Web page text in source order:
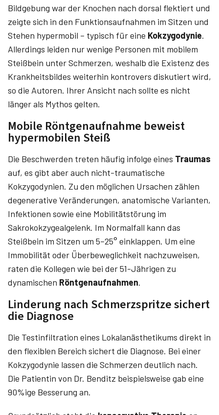
Bildgebung war der Knochen nach dorsal flektiert und
zeigte sich in den Funktionsaufnahmen im Sitzen und
Stehen hypermobil – typisch für eine Kokzygodynie.
Allerdings leiden nur wenige Personen mit mobilem
Steißbein unter Schmerzen, weshalb die Existenz des
Krankheitsbildes weiterhin kontrovers diskutiert wird,
so die Autoren. Ihrer Ansicht nach sollte es nicht
länger als Mythos gelten.
Mobile Röntgenaufnahme beweist
hypermobilen Steiß
Die Beschwerden treten häufig infolge eines Traumas
auf, es gibt aber auch nicht-traumatische
Kokzygodynien. Zu den möglichen Ursachen zählen
degenerative Veränderungen, anatomische Varianten,
Infektionen sowie eine Mobilitätstörung im
Sakrokokzygealgelenk. Im Normalfall kann das
Steißbein im Sitzen um 5–25° einklappen. Um eine
Immobilität oder Überbeweglichkeit nachzuweisen,
raten die Kollegen wie bei der 51-Jährigen zu
dynamischen Röntgenaufnahmen.
Linderung nach Schmerzspritze sichert
die Diagnose
Die Testinfiltration eines Lokalanästhetikums direkt in
den flexiblen Bereich sichert die Diagnose. Bei einer
Kokzygodynie lassen die Schmerzen deutlich nach.
Die Patientin von Dr. Benditz beispielsweise gab eine
90%ige Besserung an.